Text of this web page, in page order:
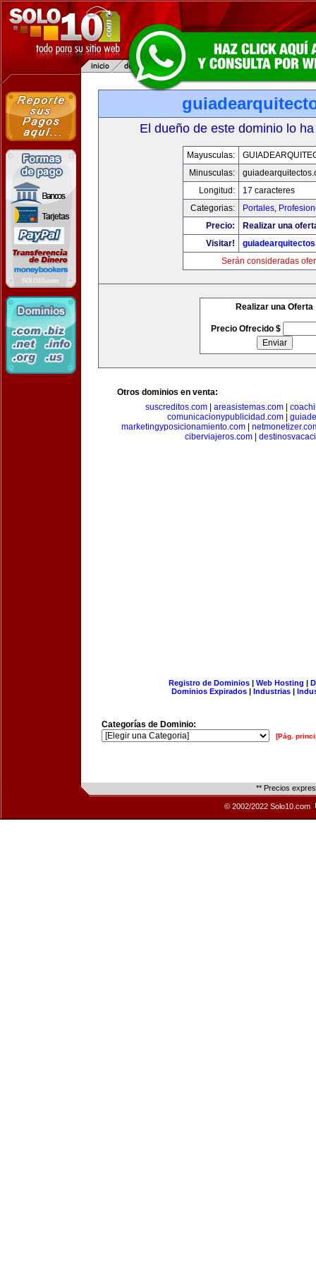
El dueño de este dominio lo
Mayusculas:
Minusculas:
Longitud:
17 caracteres
Categorias:
Portales,
Precio:
Realizar una
Visitar!
Serán consideradas
Realizar una Oferta
Precio Ofrecido $
Otros dominios en venta:
suscreditos.com
areasistemas.com
comunicacionypublicidad.com
marketingyposicionamiento.com|
ciberviajeros.com|
Registro de Dominios| Web Hosting |
Dominios Expirados | Industrias |
Categorías de Dominio:
[Pág.
** Precios
© 2002/2022 Solo10.com